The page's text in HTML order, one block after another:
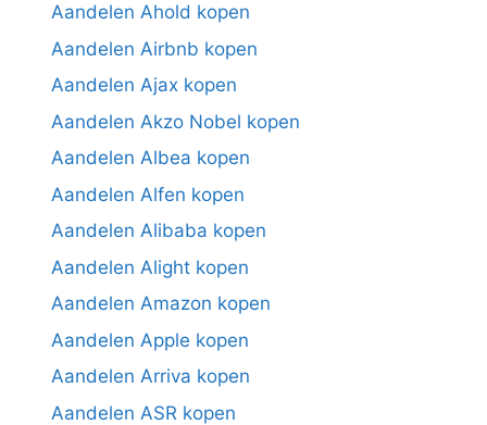
Aandelen Ahold kopen
Aandelen Airbnb kopen
Aandelen Ajax kopen
Aandelen Akzo Nobel kopen
Aandelen Albea kopen
Aandelen Alfen kopen
Aandelen Alibaba kopen
Aandelen Alight kopen
Aandelen Amazon kopen
Aandelen Apple kopen
Aandelen Arriva kopen
Aandelen ASR kopen